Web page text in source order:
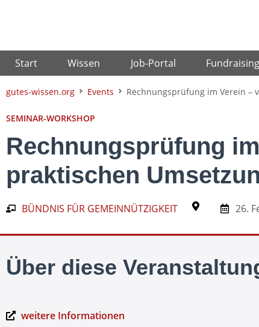
Start Wissen Job-Portal
gutes-wissen.org Events Rechnungsprüfung im Verein –
SEMINAR-WORKSHOP
Rechnungsprüfung
praktischen
BÜNDNIS FÜR GEMEINNÜTZIGKEIT 26.
Über diese
weitere Informationen